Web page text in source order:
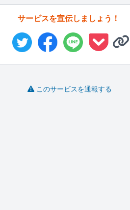
サービスを宣伝しましょう！
このサービスを通報する